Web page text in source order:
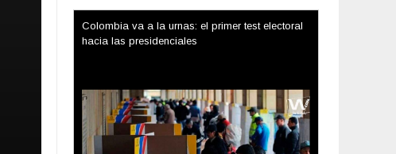
Trump y las drogas: la viga en los propios ojos